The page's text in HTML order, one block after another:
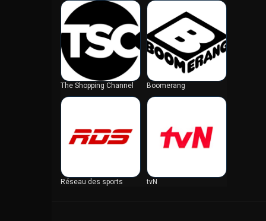
Dinamarca
Djibuti
EAU
Egito
Equador
Eritréia
Eslovênia
Estónia
The Shopping Channel Boomerang
Réseau des sports tvN